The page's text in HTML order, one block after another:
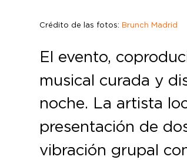
Crédito de las fotos:Brunch Madrid
El evento,
musical curada y
noche. La artista
presentación de
vibración grupal